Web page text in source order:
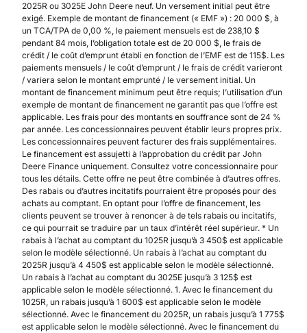
2025R ou 3025E John Deere neuf. Un versement initial peut être
exigé. Exemple de montant de financement (« EMF ») : 20 000 $, à
un TCA/TPA de 0,00 %, le paiement mensuels est de 238,10 $
pendant 84 mois, l’obligation totale est de 20 000 $, le frais de
crédit / le coût d’emprunt établi en fonction de l’EMF est de 115$. Les
paiements mensuels / le coût d’emprunt / le frais de crédit varieront
/ variera selon le montant emprunté / le versement initial. Un
montant de financement minimum peut être requis; l’utilisation d’un
exemple de montant de financement ne garantit pas que l’offre est
applicable. Les frais pour des montants en souffrance sont de 24 %
par année. Les concessionnaires peuvent établir leurs propres prix.
Les concessionnaires peuvent facturer des frais supplémentaires.
Le financement est assujetti à l’approbation du crédit par John
Deere Finance uniquement. Consultez votre concessionnaire pour
tous les détails. Cette offre ne peut être combinée à d’autres offres.
Des rabais ou d’autres incitatifs pourraient être proposés pour des
achats au comptant. En optant pour l’offre de financement, les
clients peuvent se trouver à renoncer à de tels rabais ou incitatifs,
ce qui pourrait se traduire par un taux d’intérêt réel supérieur. * Un
rabais à l’achat au comptant du 1025R jusqu’à 3 450$ est applicable
selon le modèle sélectionné. Un rabais à l’achat au comptant du
2025R jusqu’à 4 450$ est applicable selon le modèle sélectionné.
Un rabais à l’achat au comptant du 3025E jusqu’à 3 125$ est
applicable selon le modèle sélectionné. 1. Avec le financement du
1025R, un rabais jusqu’à 1 600$ est applicable selon le modèle
sélectionné. Avec le financement du 2025R, un rabais jusqu’à 1 775$
est applicable selon le modèle sélectionné. Avec le financement du